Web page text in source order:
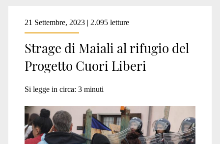
Tag:
<span>scontri
con
polizia</span>
21 Settembre, 2023 | 2.095 letture
Strage di Maiali al rifugio del
Progetto Cuori Liberi
Si legge in circa: 3 minuti